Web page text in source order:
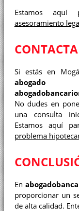
Estamos aquí
asesoramiento
Si estás en
abogado
No dudes en
una consulta
Estamos aquí
problema
En
proporcionar un
de alta calidad.